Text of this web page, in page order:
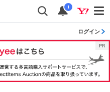
i
ログイン